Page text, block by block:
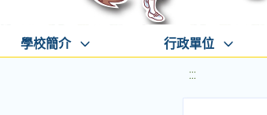
學校簡介 行政單位
:::